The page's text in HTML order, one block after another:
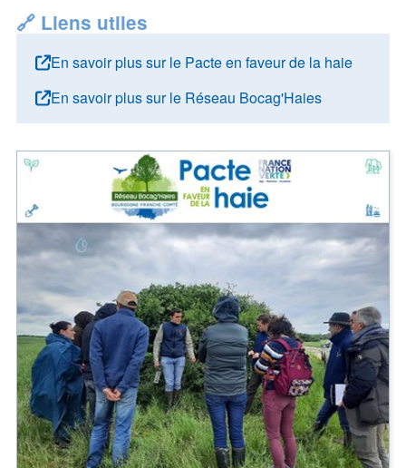
🔗 Liens utiles
En savoir plus sur le Pacte en faveur de la haie
En savoir plus sur le Réseau Bocag'Haies